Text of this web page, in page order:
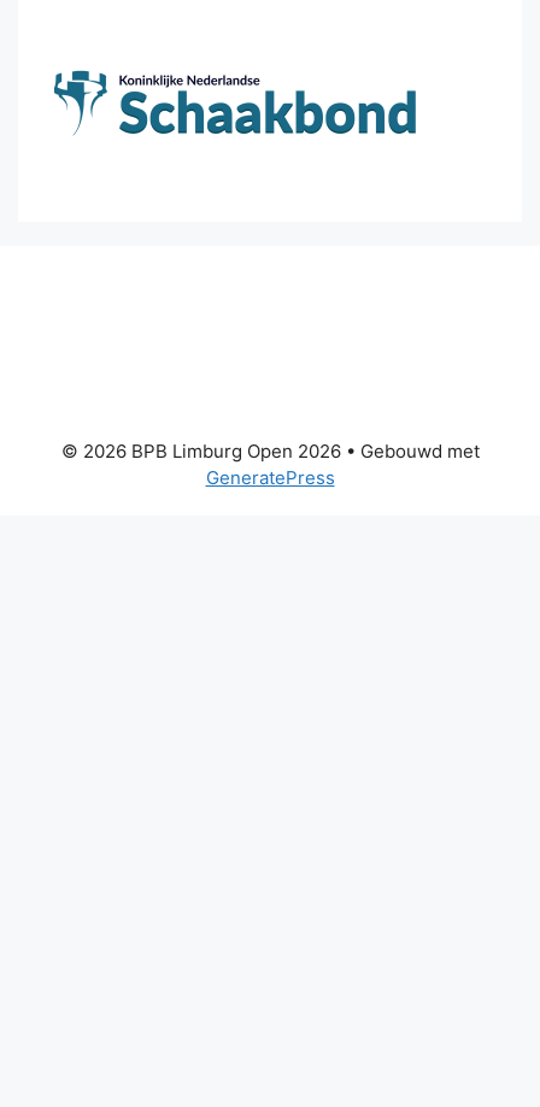
© 2026 BPB Limburg Open 2026• Gebouwd met
GeneratePress